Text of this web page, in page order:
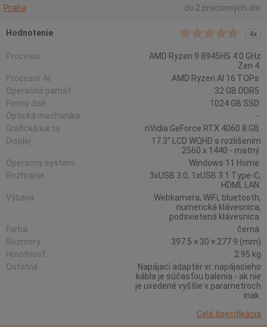
Praha
do 2 pracovných dní
Hodnotenie 4x
Procesor
AMD Ryzen 9 8945HS 4.0 GHz
Zen 4
Procesor AI
AMD Ryzen AI 16 TOPs
Operačná pamäť
32 GB DDR5
Pevný disk
1024 GB SSD
Optická mechanika
-
Grafická karta
nVidia GeForce RTX 4060 8 GB
Displej
17.3" LCD WQHD s rozlišením
2560 x 1440 - matný
Operačný systém
Windows 11 Home
Rozhranie
3xUSB 3.0, 1xUSB 3.1 Type-C,
HDMI, LAN
Výbava
Webkamera, WiFi, bluetooth,
numerická klávesnica,
podsvietená klávesnica
Farba
černá
Rozmery
397.5 × 30 × 277.9 (mm)
Hmotnosť
2.95 kg
Ostatné
Napájací adaptér vr. napájacieho
kábla je súčasťou balenia - ak nie
je uvedené vyššie v parametroch
inak.
Celá špecifikácia